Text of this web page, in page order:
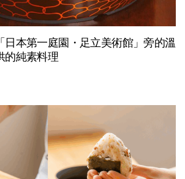
日本第一庭園・足立美術館」旁的溫
的純素料理